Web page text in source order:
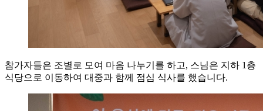
참가자들은 조별로 모여 마음 나누기를 하고, 스님은 지하 1층
식당으로 이동하여 대중과 함께 점심 식사를 했습니다.